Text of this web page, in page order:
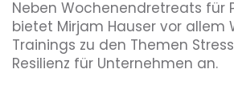
Neben Wochenendretreats für
bietet Mirjam Hauser vor allem
Trainings zu den Themen
Resilienz für Unternehmen an.